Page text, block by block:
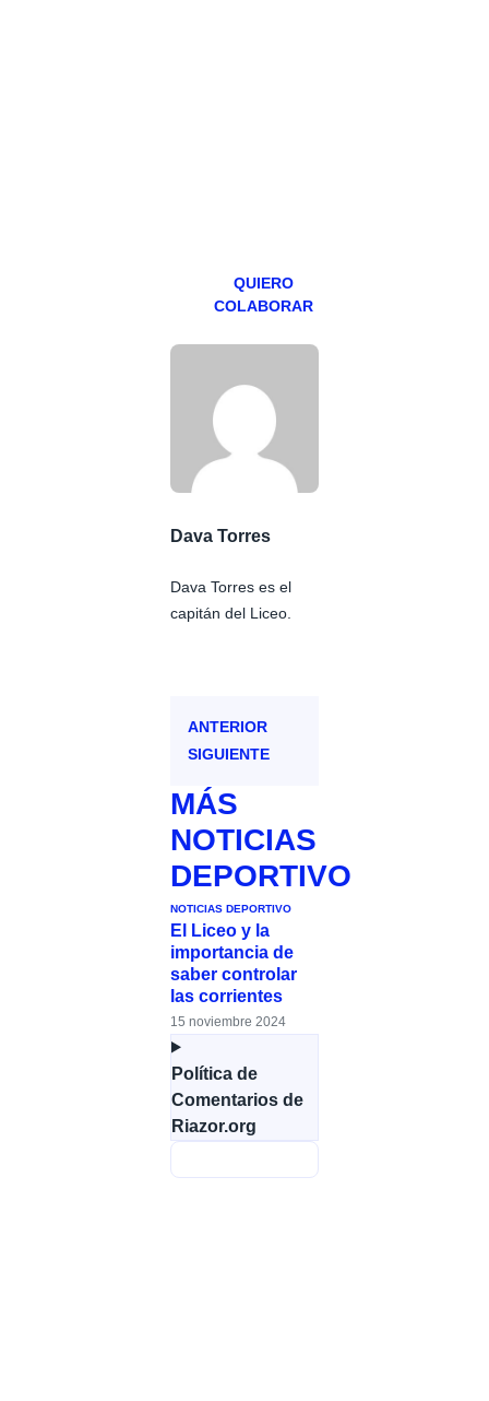
QUIERO
COLABORAR
Dava Torres
Dava Torres es el
capitán del Liceo.
ANTERIOR
SIGUIENTE
MÁS
NOTICIAS
DEPORTIVO
NOTICIAS DEPORTIVO
El Liceo y la
importancia de
saber controlar
las corrientes
15 noviembre 2024
Política de
Comentarios de
Riazor.org